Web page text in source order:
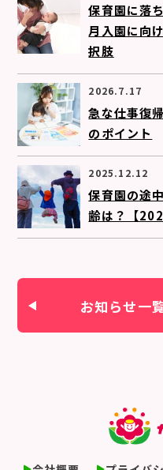
保育園に落
月入園に向
択肢
2026.7.17
急な仕事復
のポイント
2025.12.12
保育園の途
齢は？【
お知らせ一